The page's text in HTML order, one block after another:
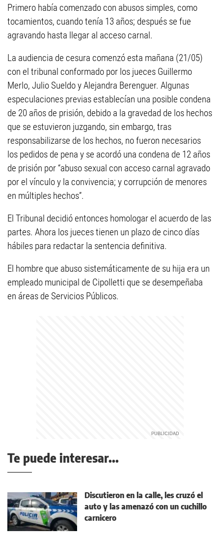
Primero había comenzado con abusos simples, como
tocamientos, cuando tenía 13 años; después se fue
agravando hasta llegar al acceso carnal.
La audiencia de cesura comenzó esta mañana (21/05)
con el tribunal conformado por los jueces Guillermo
Merlo, Julio Sueldo y Alejandra Berenguer. Algunas
especulaciones previas establecían una posible condena
de 20 años de prisión, debido a la gravedad de los hechos
que se estuvieron juzgando, sin embargo, tras
responsabilizarse de los hechos, no fueron necesarios
los pedidos de pena y se acordó una condena de 12 años
de prisión por “abuso sexual con acceso carnal agravado
por el vínculo y la convivencia; y corrupción de menores
en múltiples hechos”.
El Tribunal decidió entonces homologar el acuerdo de las
partes. Ahora los jueces tienen un plazo de cinco días
hábiles para redactar la sentencia definitiva.
El hombre que abuso sistemáticamente de su hija era un
empleado municipal de Cipolletti que se desempeñaba
en áreas de Servicios Públicos.
Te puede interesar...
Discutieron en la calle, les cruzó el
auto y las amenazó con un cuchillo
carnicero